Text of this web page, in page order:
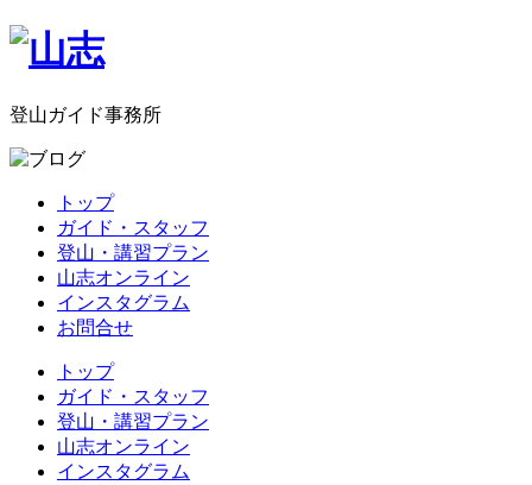
登山ガイド事務所
トップ
ガイド・スタッフ
登山・講習プラン
山志オンライン
インスタグラム
お問合せ
トップ
ガイド・スタッフ
登山・講習プラン
山志オンライン
インスタグラム